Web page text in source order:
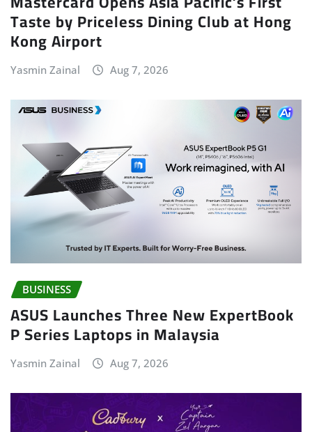
Taste by Priceless Dining Club at Hong
Kong Airport
Yasmin Zainal Aug 7, 2026
BUSINESS
ASUS Launches Three New ExpertBook
P Series Laptops in Malaysia
Yasmin Zainal Aug 7, 2026